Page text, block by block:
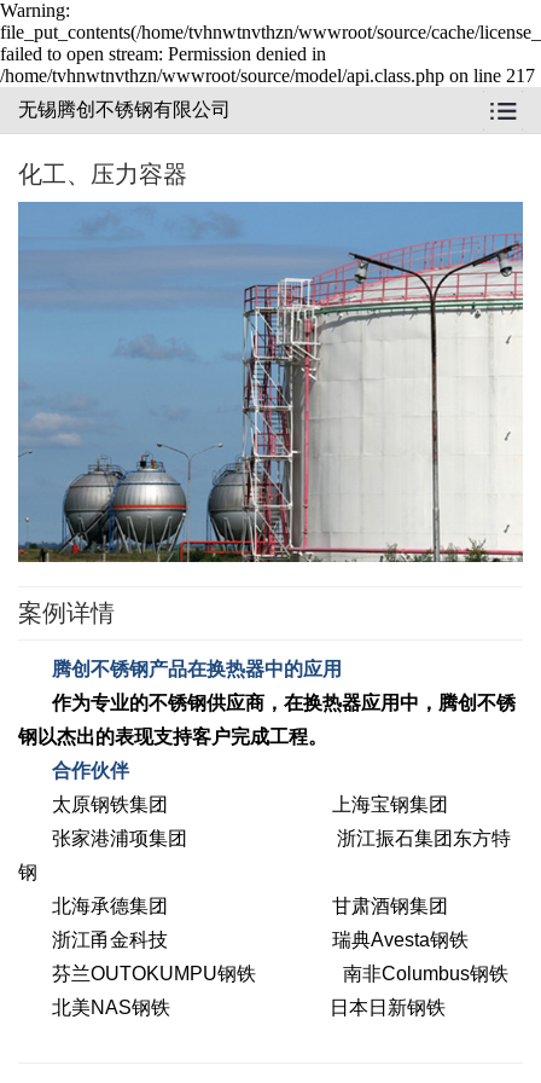
Warning:
file_put_contents(/home/tvhnwtnvthzn/wwwroot/source/cache/
failed to open stream: Permission denied in
/home/tvhnwtnvthzn/wwwroot/source/model/api.class.php on line 217
无锡腾创不锈钢有限公司
化工、压力容器
案例详情
腾创不锈钢产品在换热器中的应用
作为专业的不锈钢供应商，在换热器应用中，腾创不锈
钢以杰出的表现支持客户完成工程。
合作伙伴
太原钢铁集团 上海宝钢集团
张家港浦项集团 浙江振石集团东方特
钢
北海承德集团 甘肃酒钢集团
浙江甬金科技 瑞典Avesta钢铁
芬兰OUTOKUMPU钢铁 南非Columbus钢铁
北美NAS钢铁 日本日新钢铁